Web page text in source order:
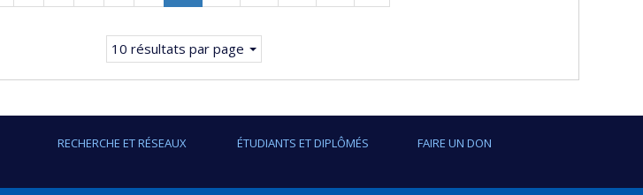
précédente
Page
courante.
suivante
10 résultats par page
RECHERCHE ET RÉSEAUX ÉTUDIANTS ET DIPLÔMÉS FAIRE UN DON